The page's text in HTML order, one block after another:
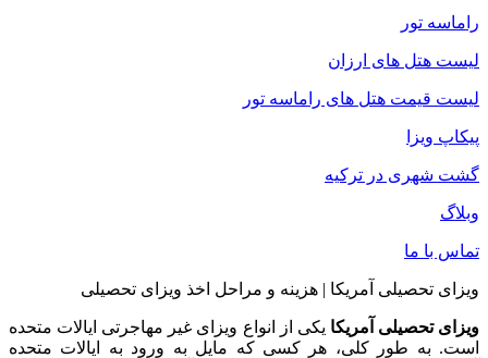
راماسه تور
لیست هتل های ارزان
لیست قیمت هتل های راماسه تور
پیکاپ ویزا
گشت شهری در ترکیه
وبلاگ
تماس با ما
ویزای تحصیلی آمریکا | هزینه و مراحل اخذ ویزای تحصیلی
ویزای تحصیلی آمریکا یکی از انواع ویزای غیر مهاجرتی ایالات متحده
است. به طور کلی، هر کسی که مایل به ورود به ایالات متحده